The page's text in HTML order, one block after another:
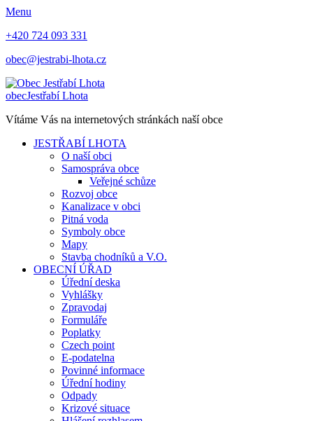
Menu
+420 724 093 331
obec@jestrabi-lhota.cz
obecJestřabí Lhota
Vítáme Vás na internetových stránkách naší obce
JESTŘABÍ LHOTA
O naší obci
Samospráva obce
Veřejné schůze
Rozvoj obce
Kanalizace v obci
Pitná voda
Symboly obce
Mapy
Stavba chodníků a V.O.
OBECNÍ ÚŘAD
Úřední deska
Vyhlášky
Zpravodaj
Formuláře
Poplatky
Czech point
E-podatelna
Povinné informace
Úřední hodiny
Odpady
Krizové situace